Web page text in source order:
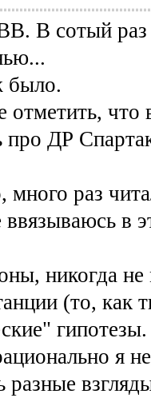
В сотый раз
было.
что
про ДР
много раз
в
никогда не
(то, как
я
разные